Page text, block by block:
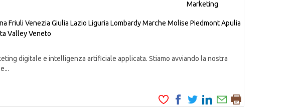
Friuli Venezia Giulia Lazio Liguria LombardyMarche Molise PiedmontApulia
ValleyVeneto
digitale e intelligenza artificiale applicata. Stiamo avviando la nostra